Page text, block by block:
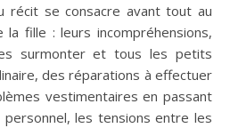
récit se consacre avant tout au
fille : leurs incompréhensions,
surmonter et tous les petits
des réparations à effectuer
vestimentaires en passant
les tensions entre les